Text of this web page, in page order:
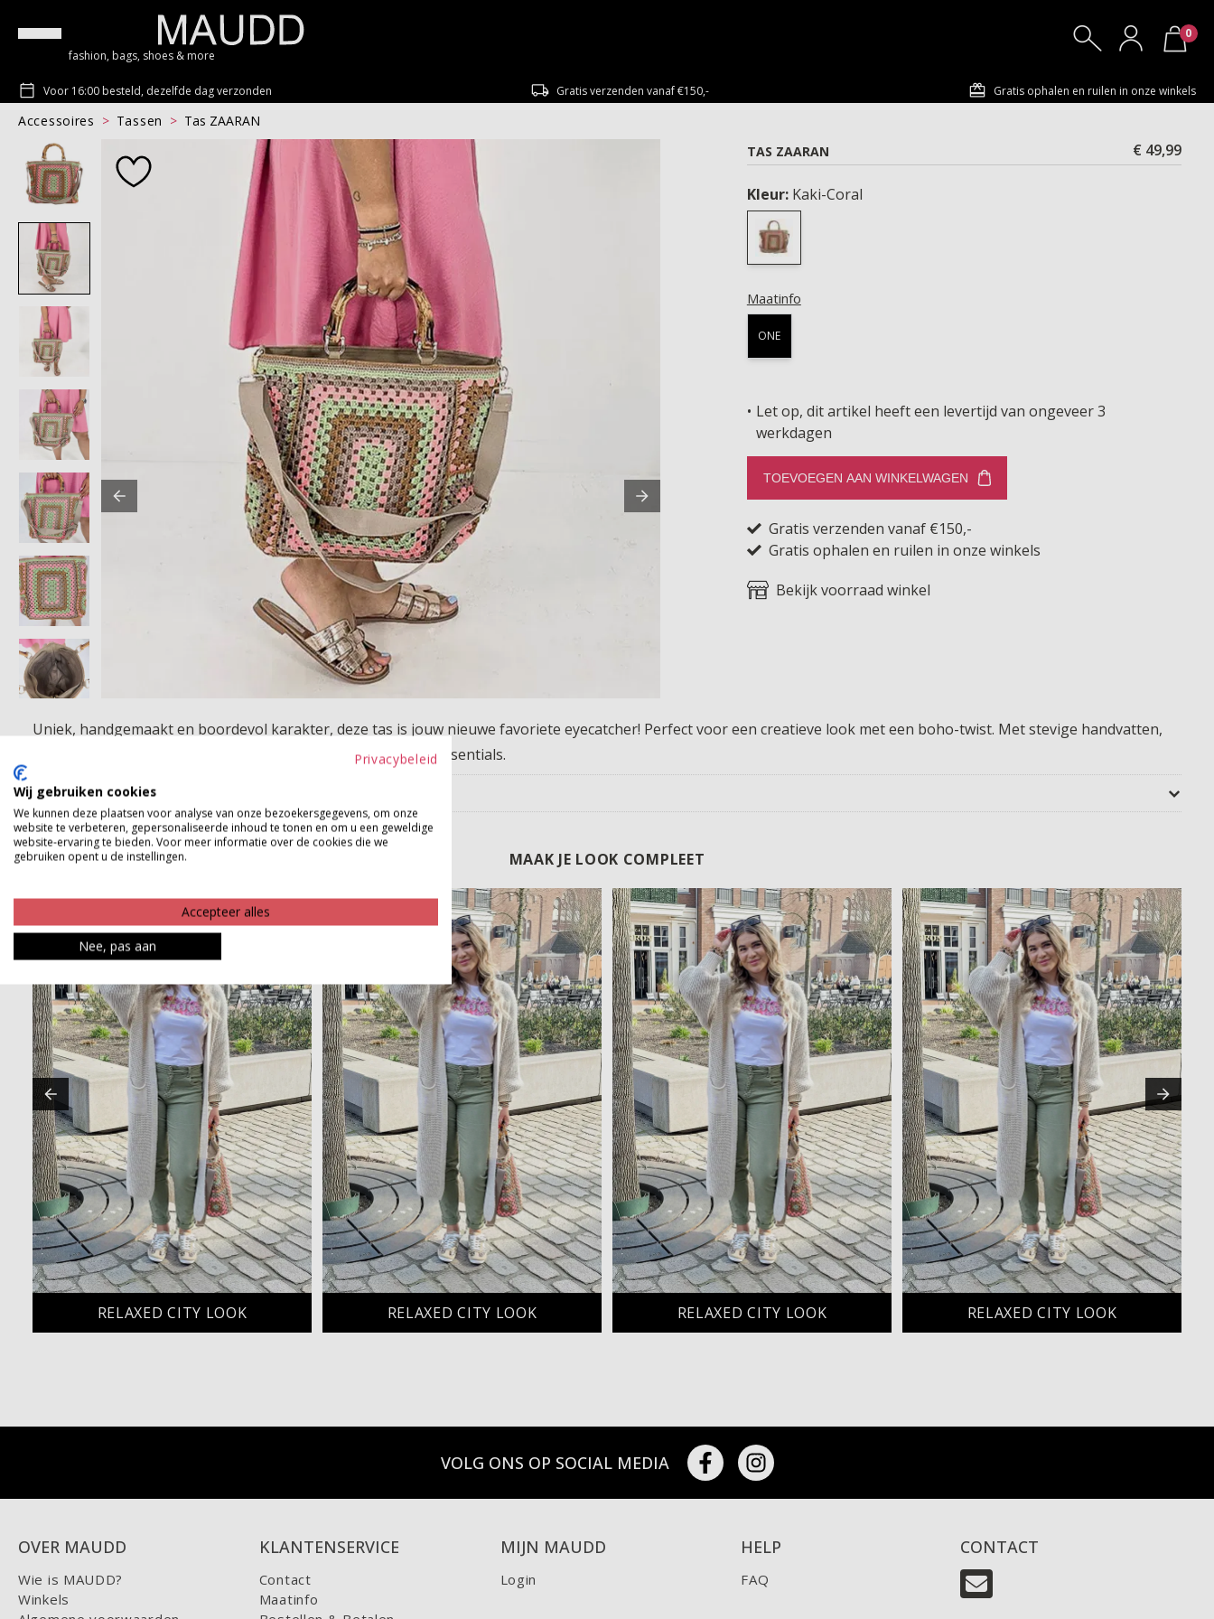
fashion, bags, shoes & more
0
Voor 16:00 besteld, dezelfde dag verzonden Gratis verzenden vanaf €150,- Gratis ophalen en ruilen in onze winkels
Accessoires Tassen
Tas ZAARAN
TAS ZAARAN
€ 49,99
Kleur: Kaki-Coral
Maatinfo
ONE
Let op, dit artikel heeft een levertijd van ongeveer 3
werkdagen
TOEVOEGEN AAN WINKELWAGEN
Gratis verzenden vanaf €150,-
Gratis ophalen en ruilen in onze winkels
Bekijk voorraad winkel
Uniek, handgemaakt en boordevol karakter, deze tas is jouw nieuwe favoriete eyecatcher! Perfect voor een creatieve look met een boho-twist. Met stevige handvatten,
een verstelbare schouderband én genoeg ruimte voor al je essentials.
Betaalinformatie
MAAK JE LOOK COMPLEET
RELAXED CITY LOOK RELAXED CITY LOOK RELAXED CITY LOOK RELAXED CITY LOOK
VOLG ONS OP SOCIAL MEDIA
OVER MAUDD
Wie is MAUDD?
Winkels
KLANTENSERVICE
Contact
Maatinfo
MIJN MAUDD
Login
HELP
FAQ
CONTACT
Privacybeleid
Wij gebruiken cookies
We kunnen deze plaatsen voor analyse van onze bezoekersgegevens, om onze
website te verbeteren, gepersonaliseerde inhoud te tonen en om u een geweldige
website-ervaring te bieden. Voor meer informatie over de cookies die we
gebruiken opent u de instellingen.
Accepteer alles
Nee, pas aan